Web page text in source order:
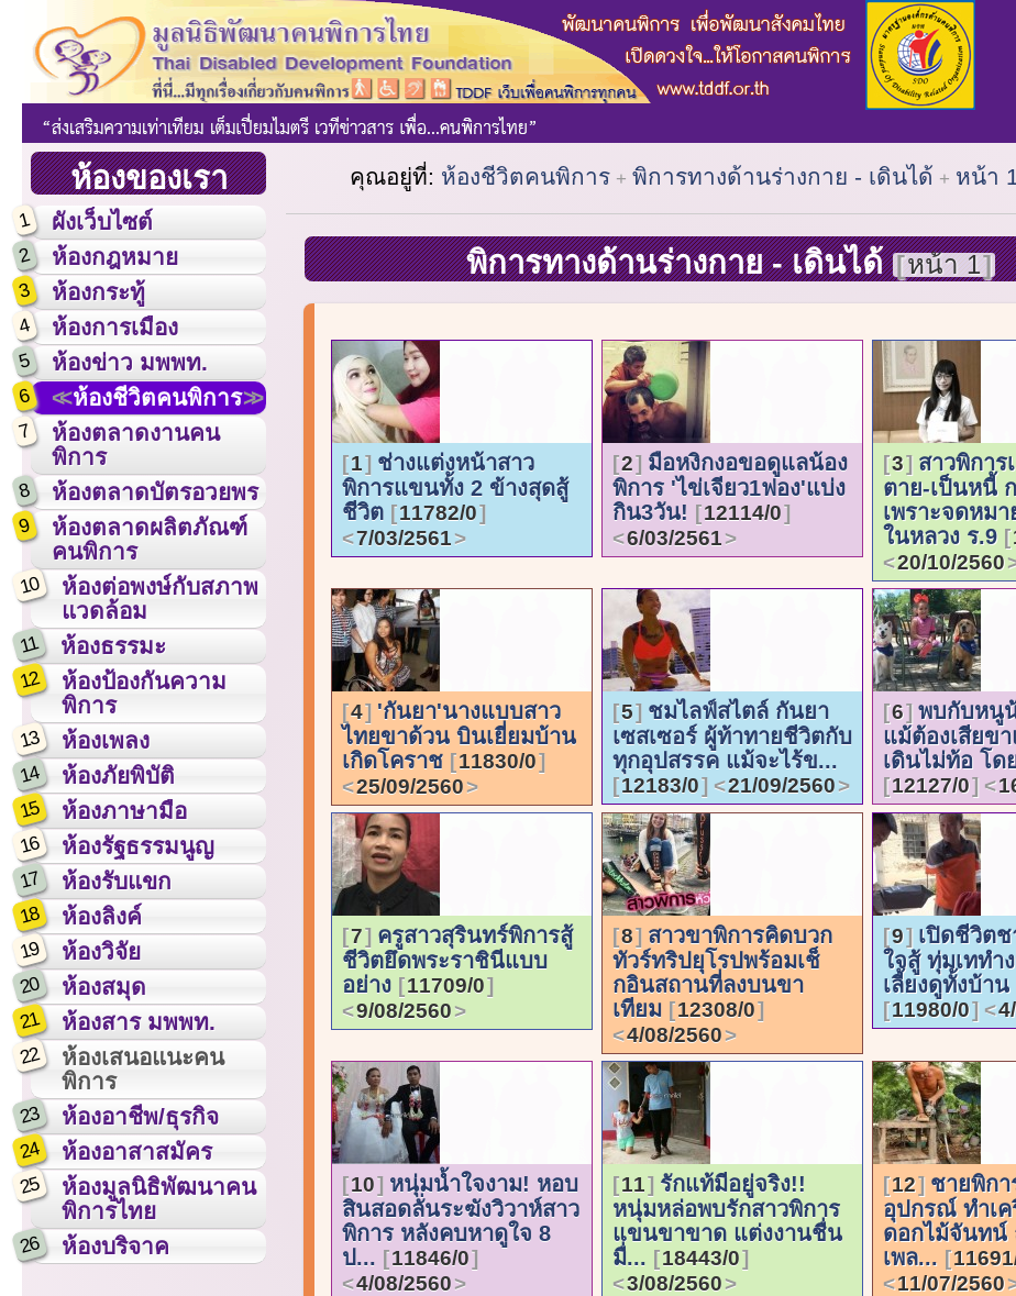
ห้องของเรา
1 ผังเว็บไซต์
2 ห้องกฎหมาย
3 ห้องกระทู้
4 ห้องการเมือง
5 ห้องข่าว มพพท.
6 ห้องชีวิตคนพิการ
7
ห้องตลาดงานคน
พิการ
8 ห้องตลาดบัตรอวยพร
9
ห้องตลาดผลิตภัณฑ์
คนพิการ
10
ห้องต่อพงษ์กับสภาพ
แวดล้อม
11 ห้องธรรมะ
12
ห้องป้องกันความ
พิการ
13 ห้องเพลง
14 ห้องภัยพิบัติ
15 ห้องภาษามือ
16 ห้องรัฐธรรมนูญ
17 ห้องรับแขก
18 ห้องลิงค์
19 ห้องวิจัย
20 ห้องสมุด
21 ห้องสาร มพพท.
22
ห้องเสนอแนะคน
พิการ
23 ห้องอาชีพ/ธุรกิจ
24 ห้องอาสาสมัคร
25
ห้องมูลนิธิพัฒนาคน
พิการไทย
26 ห้องบริจาค
คุณอยู่ที่: ห้องชีวิตคนพิการ พิการทางด้านร่างกาย - เดินได้ หน้า
พิการทางด้านร่างกาย - เดินได้ หน้า 1
1
ช่างแต่งหน้าสาว
พิการแขนทั้ง 2 ข้างสุดสู้
ชีวิต
11782/0
7/03/2561
2
มือหงิกงอขอดูแลน้อง
พิการ 'ไข่เจียว1ฟอง'แบ่ง
กิน3วัน!
12114/0
6/03/2561
3
สาวพิการ
ตาย-เป็นหนี้
เพราะจดหมา
ในหลวง ร.9
20/10/2560
4
'กันยา'นางแบบสาว
ไทยขาด้วน บินเยี่ยมบ้าน
เกิดโคราช
11830/0
25/09/2560
5
ชมไลฟ์สไตล์ กันยา
เซสเซอร์ ผู้ท้าทายชีวิตกับ
ทุกอุปสรรค แม้จะไร้ข...
12183/0 21/09/2560
6
พบกับหนู
แม้ต้องเสียข
เดินไม่ท้อ โด
12127/0
7
ครูสาวสุรินทร์พิการสู้
ชีวิตยึดพระราชินีแบบ
อย่าง
11709/0
9/08/2560
8
สาวขาพิการคิดบวก
ทัวร์ทริปยุโรปพร้อมเช็
กอินสถานที่ลงบนขา
เทียม
12308/0
4/08/2560
9
เปิดชีวิตช
ใจสู้ ทุ่มเททำ
เลี้ยงดูทั้งบ้า
11980/0
10
หนุ่มน้ำใจงาม! หอบ
สินสอดลั่นระฆังวิวาห์สาว
พิการ หลังคบหาดูใจ 8
ป...
11846/0
4/08/2560
11
รักแท้มีอยู่จริง!!
หนุ่มหล่อพบรักสาวพิการ
แขนขาขาด แต่งงานชื่น
มื่...
18443/0
3/08/2560
12
ชายพิกา
อุปกรณ์ ทำเ
ดอกไม้จันทน์
เพล...
11/07/2560